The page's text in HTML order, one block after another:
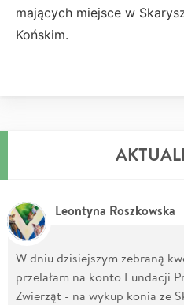
mających miejsce w
Końskim.
Leontyna Roszkowska
W dniu dzisiejszym zebraną
przelałam na konto Fundacji
Zwierząt - na wykup konia ze